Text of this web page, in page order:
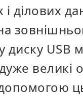
ділових
диску USB
великі